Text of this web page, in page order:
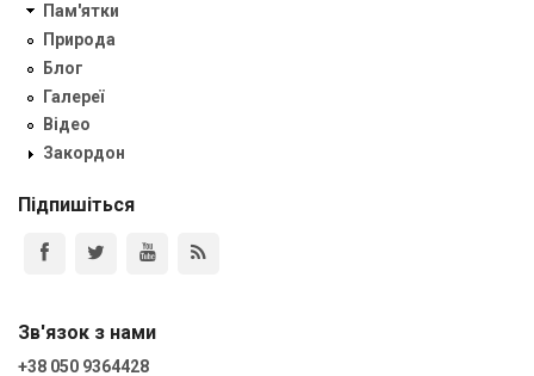
Пам'ятки
Природа
Блог
Галереї
Відео
Закордон
Підпишіться
Зв'язок з нами
+38 050 9364428